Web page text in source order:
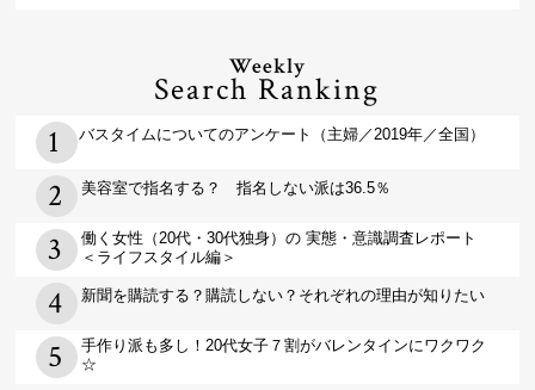
Weekly
Search Ranking
バスタイムについてのアンケート（主婦／2019年／全国）
美容室で指名する？ 指名しない派は36.5％
働く女性（20代・30代独身）の 実態・意識調査レポート
＜ライフスタイル編＞
新聞を購読する？購読しない？それぞれの理由が知りたい
手作り派も多し！20代女子７割がバレンタインにワクワク
☆